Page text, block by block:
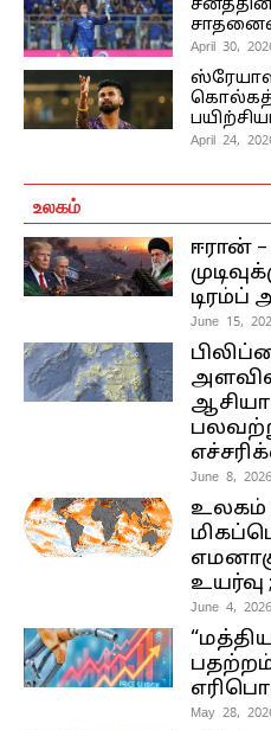
April 30,
April 24,
உலகம்
ஈரான்
டிரம்ப்
June 15,
ஆசியா
June 8,
உலகம்
உயர்வு
June 4,
May 28,